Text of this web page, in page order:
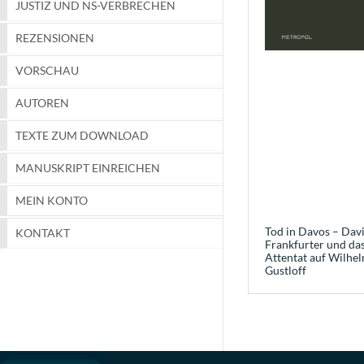
JUSTIZ UND NS-VERBRECHEN
REZENSIONEN
VORSCHAU
AUTOREN
TEXTE ZUM DOWNLOAD
MANUSKRIPT EINREICHEN
MEIN KONTO
KONTAKT
Tod in Davos –
Frankfurter und
Attentat auf
Gustloff